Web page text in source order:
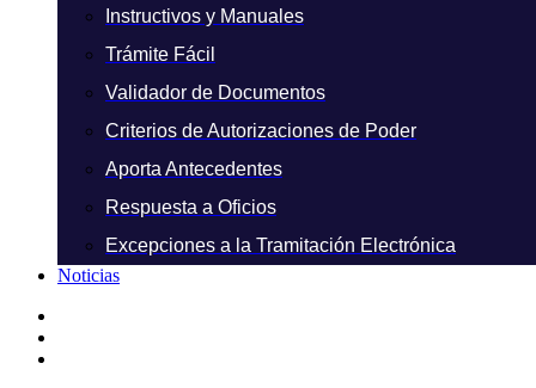
Instructivos y Manuales
Trámite Fácil
Validador de Documentos
Criterios de Autorizaciones de Poder
Aporta Antecedentes
Respuesta a Oficios
Excepciones a la Tramitación Electrónica
Noticias